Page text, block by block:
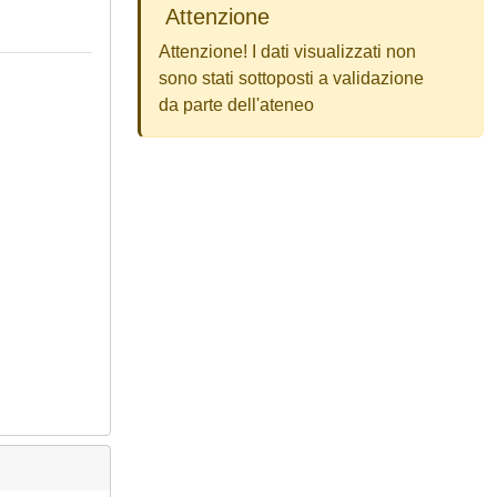
Attenzione
Attenzione! I dati visualizzati non
sono stati sottoposti a validazione
da parte dell'ateneo